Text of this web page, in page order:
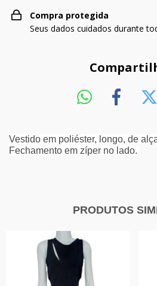
Compra protegida
Seus dados cuidados durante
Vestido em poliéster, longo, de
Fechamento em zíper no lado.
PRODUTOS